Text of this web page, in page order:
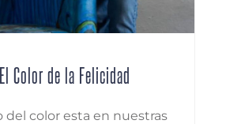
Color de la Felicidad
del color esta en nuestras